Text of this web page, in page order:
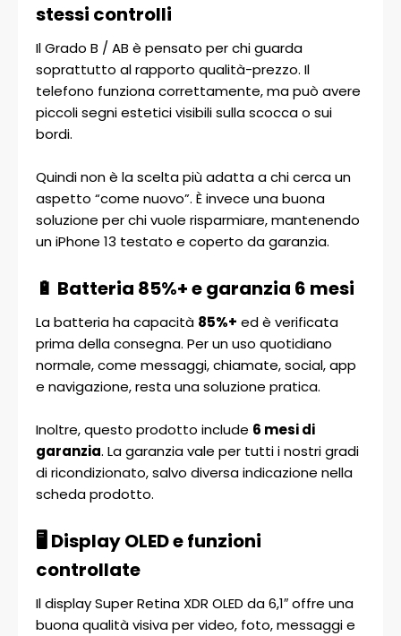
stessi controlli
Il Grado B / AB è pensato per chi guarda
soprattutto al rapporto qualità-prezzo. Il
telefono funziona correttamente, ma può avere
piccoli segni estetici visibili sulla scocca o sui
bordi.
Quindi non è la scelta più adatta a chi cerca un
aspetto “come nuovo”. È invece una buona
soluzione per chi vuole risparmiare, mantenendo
un iPhone 13 testato e coperto da garanzia.
🔋 Batteria 85%+ e garanzia 6 mesi
La batteria ha capacità 85%+ ed è verificata
prima della consegna. Per un uso quotidiano
normale, come messaggi, chiamate, social, app
e navigazione, resta una soluzione pratica.
Inoltre, questo prodotto include 6 mesi di
garanzia. La garanzia vale per tutti i nostri gradi
di ricondizionato, salvo diversa indicazione nella
scheda prodotto.
🖥️ Display OLED e funzioni
controllate
Il display Super Retina XDR OLED da 6,1″ offre una
buona qualità visiva per video, foto, messaggi e